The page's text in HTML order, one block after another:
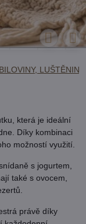
která je ideální
Díky kombinaci
možností využití.
s jogurtem,
také s ovocem,
právě díky